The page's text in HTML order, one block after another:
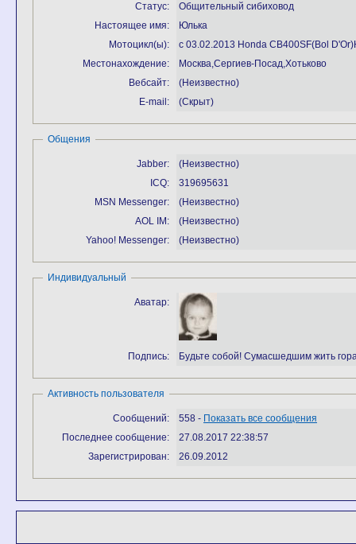
Статус:
Общительный сибиховод
Настоящее имя:
Юлька
Мотоцикл(ы):
с 03.02.2013 Honda CB400SF(Bol
Местонахождение:
Москва,Сергиев-Посад,Хотьково
Вебсайт:
(Неизвестно)
E-mail:
(Скрыт)
Общения
Jabber:
(Неизвестно)
ICQ:
319695631
MSN Messenger:
(Неизвестно)
AOL IM:
(Неизвестно)
Yahoo! Messenger:
(Неизвестно)
Индивидуальный
Аватар:
Подпись: Будьте собой! Сумасшедшим жить
Активность пользователя
Сообщений: 558 - Показать все сообщения
Последнее сообщение:
27.08.2017 22:38:57
Зарегистрирован:
26.09.2012